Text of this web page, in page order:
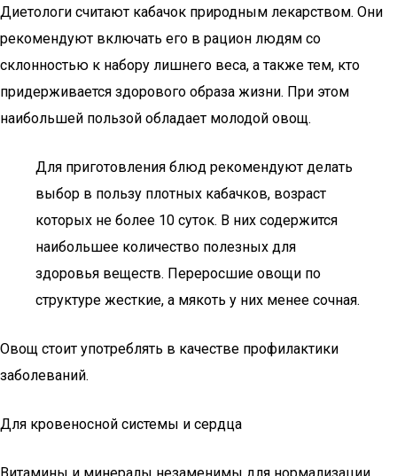
Диетологи считают кабачок природным лекарством. Они
рекомендуют включать его в рацион людям со
склонностью к набору лишнего веса, а также тем, кто
придерживается здорового образа жизни. При этом
наибольшей пользой обладает молодой овощ.
Для приготовления блюд рекомендуют делать
выбор в пользу плотных кабачков, возраст
которых не более 10 суток. В них содержится
наибольшее количество полезных для
здоровья веществ. Переросшие овощи по
структуре жесткие, а мякоть у них менее сочная.
Овощ стоит употреблять в качестве профилактики
заболеваний.
Для кровеносной системы и сердца